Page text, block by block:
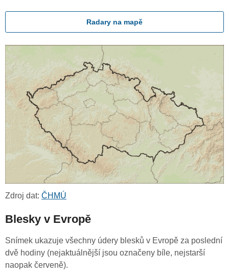
Radary na mapě
Zdroj dat: ČHMÚ
Blesky v Evropě
Snímek ukazuje všechny údery blesků v Evropě za poslední
dvě hodiny (nejaktuálnější jsou označeny bíle, nejstarší
naopak červeně).